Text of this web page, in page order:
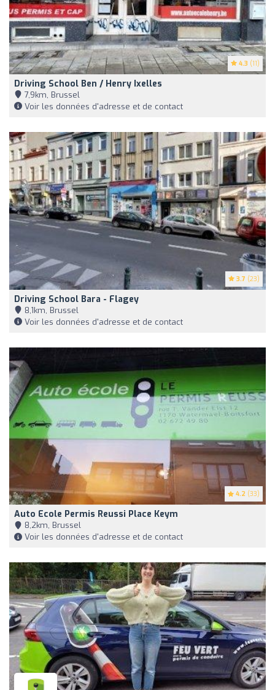
4.3 (11)
Driving School Ben / Henry Ixelles
7,9km, Brussel
Voir les données d'adresse et de contact
3.7 (23)
Driving School Bara - Flagey
8,1km, Brussel
Voir les données d'adresse et de contact
4.2 (33)
Auto Ecole Permis Reussi Place Keym
8,2km, Brussel
Voir les données d'adresse et de contact